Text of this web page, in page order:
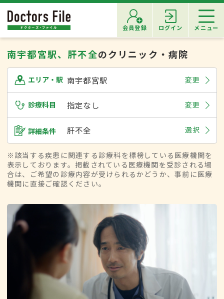
会員登録 ログイン メニュー
南宇都宮駅、肝不全のクリニック・病院
エリア・駅 南宇都宮駅 変更
診療科目 指定なし 変更
詳細条件 肝不全 選択
※該当する疾患に関連する診療科を標榜している医療機関を
表示しております。掲載されている医療機関を受診される場
合は、ご希望の診療内容が受けられるかどうか、事前に医療
機関に直接ご確認ください。